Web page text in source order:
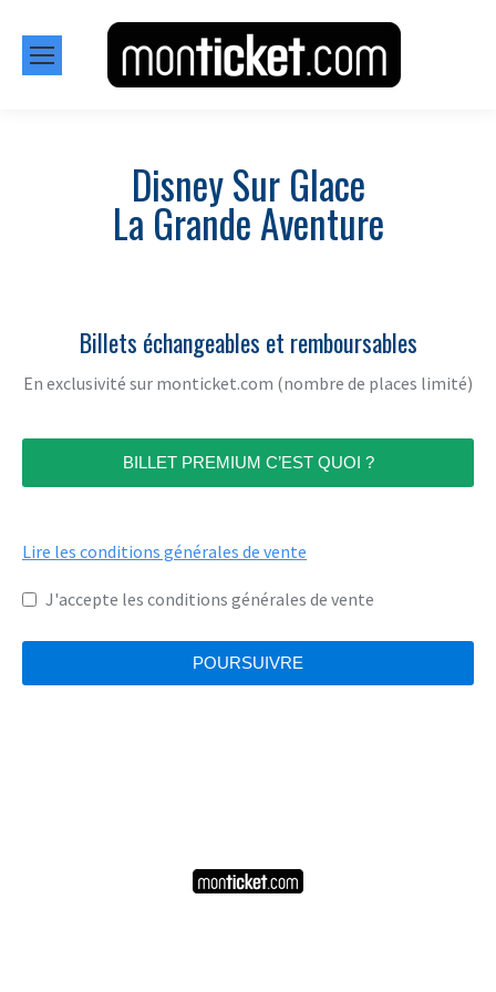
Disney Sur Glace
La Grande Aventure
Billets échangeables et remboursables
En exclusivité sur monticket.com (nombre de places limité)
BILLET PREMIUM C’EST QUOI ?
Lire les conditions générales de vente
J'accepte les conditions générales de vente
POURSUIVRE